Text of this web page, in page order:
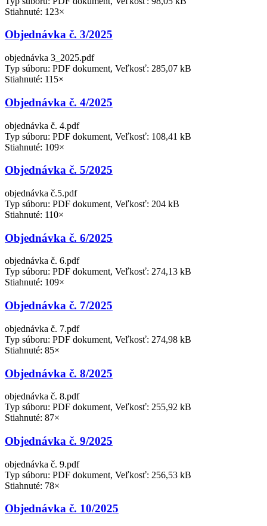
Stiahnuté: 123×
Objednávka č. 3/2025
objednávka 3_2025.pdf
Typ súboru: PDF dokument, Veľkosť: 285,07 kB
Stiahnuté: 115×
Objednávka č. 4/2025
objednávka č. 4.pdf
Typ súboru: PDF dokument, Veľkosť: 108,41 kB
Stiahnuté: 109×
Objednávka č. 5/2025
objednávka č.5.pdf
Typ súboru: PDF dokument, Veľkosť: 204 kB
Stiahnuté: 110×
Objednávka č. 6/2025
objednávka č. 6.pdf
Typ súboru: PDF dokument, Veľkosť: 274,13 kB
Stiahnuté: 109×
Objednávka č. 7/2025
objednávka č. 7.pdf
Typ súboru: PDF dokument, Veľkosť: 274,98 kB
Stiahnuté: 85×
Objednávka č. 8/2025
objednávka č. 8.pdf
Typ súboru: PDF dokument, Veľkosť: 255,92 kB
Stiahnuté: 87×
Objednávka č. 9/2025
objednávka č. 9.pdf
Typ súboru: PDF dokument, Veľkosť: 256,53 kB
Stiahnuté: 78×
Objednávka č. 10/2025